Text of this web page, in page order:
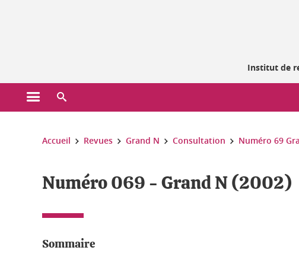
Institut de
Ouvrir le menu principal
Vous êtes ici :
Accueil Revues Grand N Consultation Numéro 69
Numéro 069 - Grand N (2002)
Sommaire